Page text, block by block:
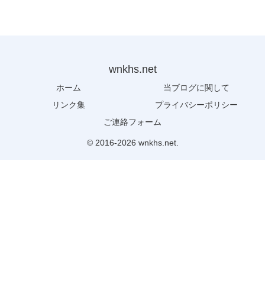
wnkhs.net
ホーム
当ブログに関して
リンク集
プライバシーポリシー
ご連絡フォーム
© 2016-2026 wnkhs.net.